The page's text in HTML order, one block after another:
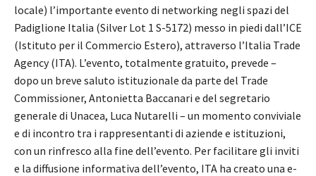
locale) l’importante evento di networking negli spazi del
Padiglione Italia (Silver Lot 1 S-5172) messo in piedi dall’ICE
(Istituto per il Commercio Estero), attraverso l’Italia Trade
Agency (ITA). L’evento, totalmente gratuito, prevede –
dopo un breve saluto istituzionale da parte del Trade
Commissioner, Antonietta Baccanari e del segretario
generale di Unacea, Luca Nutarelli – un momento conviviale
e di incontro tra i rappresentanti di aziende e istituzioni,
con un rinfresco alla fine dell’evento. Per facilitare gli inviti
e la diffusione informativa dell’evento, ITA ha creato una e-